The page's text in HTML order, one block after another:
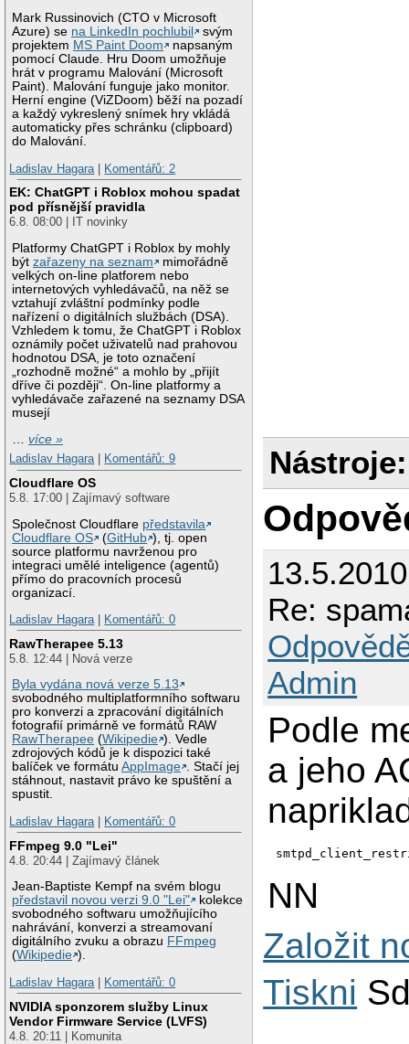
Mark Russinovich (CTO v Microsoft
Azure) se na LinkedIn pochlubil
svým
projektem MS Paint Doom
napsaným
pomocí Claude. Hru Doom umožňuje
hrát v programu Malování (Microsoft
Paint). Malování funguje jako monitor.
Herní engine (ViZDoom) běží na pozadí
a každý vykreslený snímek hry vkládá
automaticky přes schránku (clipboard)
do Malování.
Ladislav Hagara
Komentářů: 2
EK: ChatGPT i Roblox mohou spadat
pod přísnější pravidla
6.8. 08:00 | IT novinky
Platformy ChatGPT i Roblox by mohly
býtzařazeny na seznam
mimořádně
velkých on-line platforem nebo
internetových vyhledávačů, na něž se
vztahují zvláštní podmínky podle
nařízení o digitálních službách (DSA).
Vzhledem k tomu, že ChatGPT i Roblox
oznámily počet uživatelů nad prahovou
hodnotou DSA, je toto označení
„rozhodně možné“ a mohlo by „přijít
dříve či později“. On-line platformy a
vyhledávače zařazené na seznamy DSA
musejí
…více »
Ladislav Hagara| Komentářů: 9
Cloudflare OS
5.8. 17:00 | Zajímavý software
Společnost Cloudflare představila
Cloudflare OS
(GitHub ), tj. open
source platformu navrženou pro
integraci umělé inteligence (agentů)
přímo do pracovních procesů
organizací.
Ladislav Hagara| Komentářů: 0
RawTherapee 5.13
5.8. 12:44 | Nová verze
Byla vydána nová verze 5.13
svobodného multiplatformního softwaru
pro konverzi a zpracování digitálních
fotografií primárně ve formátů RAW
RawTherapee (Wikipedie ). Vedle
zdrojových kódů je k dispozici také
balíček ve formátuAppImage . Stačí jej
stáhnout, nastavit právo ke spuštění a
spustit.
Ladislav Hagara| Komentářů: 0
FFmpeg 9.0 "Lei"
4.8. 20:44 | Zajímavý článek
Jean-Baptiste Kempf na svém blogu
představil novou verzi 9.0 "Lei"
kolekce
svobodného softwaru umožňujícího
nahrávání, konverzi a streamovaní
digitálního zvuku a obrazu FFmpeg
(Wikipedie ).
Ladislav Hagara| Komentářů: 0
NVIDIA sponzorem služby Linux
Vendor Firmware Service (LVFS)
4.8. 20:11 | Komunita
Nástroje:
Re:
Admin
Podle
a jeho
NN
Založit
Tiskni